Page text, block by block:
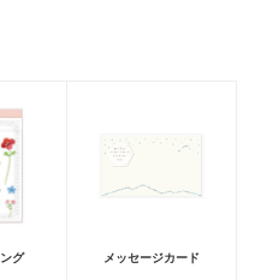
グ メッセージカード